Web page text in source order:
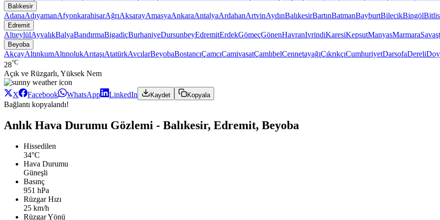
Balıkesir
AdanaAdıyamanAfyonkarahisarAğrıAksarayAmasyaAnkaraAntalyaArdahanArtvinAydınBalıkesirBartınBatmanBayburtBilecikBingölBitlis
Edremit
AltıeylülAyvalıkBalyaBandırmaBigadiçBurhaniyeDursunbeyEdremitErdekGömeçGönenHavranIvrindiKaresiKepsutManyasMarmara
Beyoba
AkçayAltınkumAltınolukArıtaşıAtatürkAvcılarBeyobaBostancıÇamcıCamivasatÇamlıbelCennetayağıÇıkrıkçıCumhuriyetDarsofaDereli
28°C
Açık ve Rüzgarlı, Yüksek Nem
X Facebook WhatsApp LinkedIn Kaydet Kopyala
Bağlantı kopyalandı!
Anlık Hava Durumu Gözlemi - Balıkesir, Edremit, Beyoba
Hissedilen
34°C
Hava Durumu
Güneşli
Basınç
951 hPa
Rüzgar Hızı
25 km/h
Rüzgar Yönü